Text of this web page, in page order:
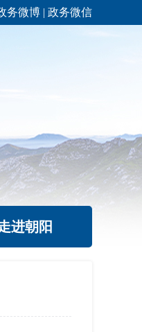
务微博 | 政务微信
进朝阳